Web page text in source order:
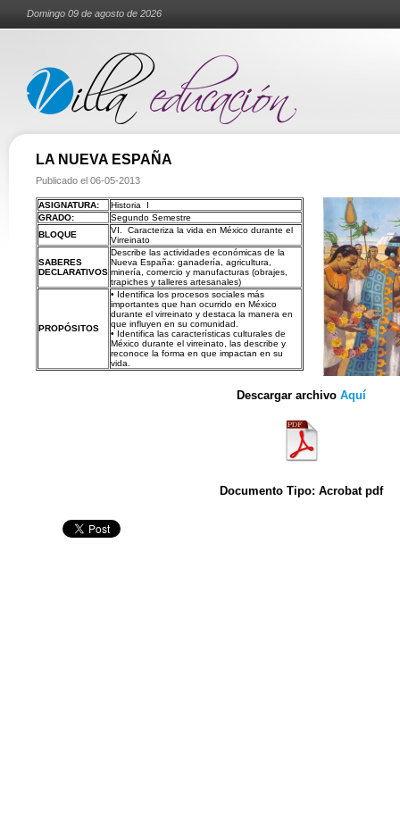
Domingo 09 de agosto de 2026
LA NUEVA ESPAÑA
Publicado el 06-05-2013
ASIGNATURA:
Historia I
GRADO:
Segundo Semestre
BLOQUE
VI. Caracteriza la vida en México durante el
Virreinato
SABERES
DECLARATIVOS
Describe las actividades económicas de la
Nueva España: ganadería, agricultura,
minería, comercio y manufacturas (obrajes,
trapiches y talleres artesanales)
PROPÓSITOS
• Identifica los procesos sociales más
importantes que han ocurrido en México
durante el virreinato y destaca la manera en
que influyen en su comunidad.
• Identifica las características culturales de
México durante el virreinato, las describe y
reconoce la forma en que impactan en su
vida.
Descargar archivo Aquí
Documento Tipo: Acrobat pdf